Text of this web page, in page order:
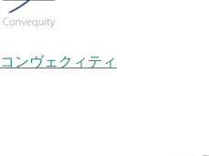
コンヴェクィティ